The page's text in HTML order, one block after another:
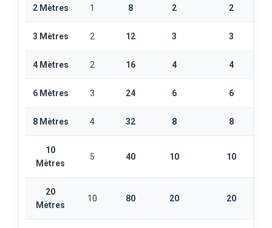
2 Mètres 1 8 2 2
3 Mètres 2 12 3 3
4 Mètres 2 16 4 4
6 Mètres 3 24 6 6
8 Mètres 4 32 8 8
10
Mètres
5 40 10 10
20
Mètres
10 80 20 20